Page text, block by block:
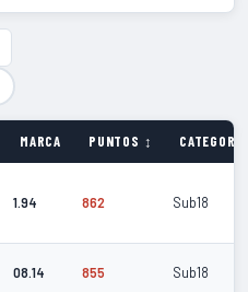
MARCA PUNTOS ↕
1.94 862 Sub18
08.14 855 Sub18